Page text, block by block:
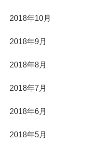
2018年10月
2018年9月
2018年8月
2018年7月
2018年6月
2018年5月